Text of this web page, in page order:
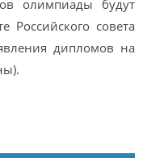
олимпиады будут
Российского совета
дипломов на